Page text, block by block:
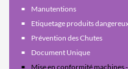
Manutentions
Etiquetage produits
Prévention des Chutes
Document Unique
Mise en conformité machines